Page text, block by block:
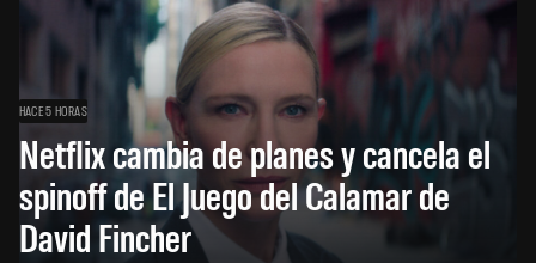
HACE 5 HORAS
Netflix cambia de planes y cancela el
spinoff de El Juego del Calamar de
David Fincher